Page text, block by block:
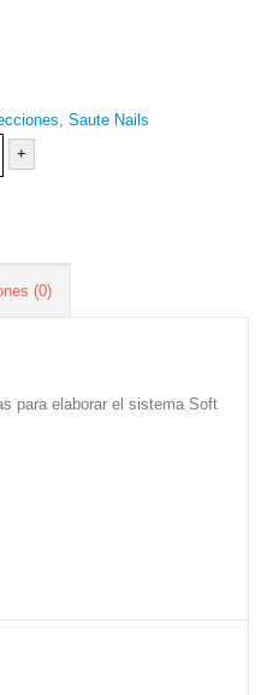
Saute Nails
+
(0)
para elaborar el sistema Soft